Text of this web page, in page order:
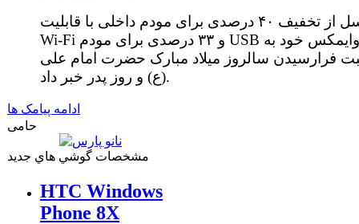
ایرانسل از تخفیف ۴۰ درصدی برای مودم داخلی با قابلیت
Wi-Fi و ۳۳ درصدی برای مودم USB وایمکس خود به
فرارسیدن سالروز میلاد مبارک حضرت امام علی
(ع) و روز پدر خبر داد.
ادامه پیامک ها
حامی
مشخصات گوشي هاي جديد
HTC Windows
Phone 8X